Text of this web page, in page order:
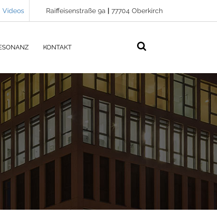
Videos Raiffeisenstraße 9a | 77704 Oberkirch
KONTAKT